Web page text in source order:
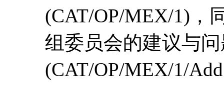
(CAT/OP/MEX/1)，
组委员会的建议与
(CAT/OP/MEX/1/